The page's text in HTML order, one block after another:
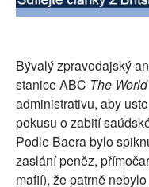
SOCIÁLNÍ SÍTĚ
PLNÁ VERZE STRÁNEK
Bývalý zpravodajský
stanice ABC The
administrativu, aby
pokusu o zabití
Podle Baera bylo
zaslání peněz,
mafií), že patrně